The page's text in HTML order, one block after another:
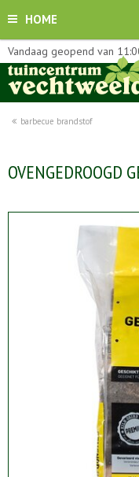
HOME
barbecue brandstof
Vandaag geopend van
OVENGEDROOGD